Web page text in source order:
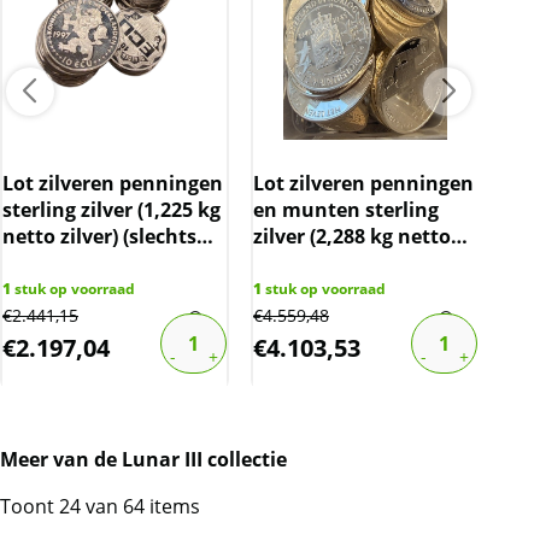
over de marge die wij behalen op dit product.
De btw mag hierdoor door ons niet op de
factuur vermeld worden. De prijs op de
Lot zilveren penningen
sterling zilver (1,225 kg
netto zilver) (slechts
1 stuk op voorraad
€2.441,15
€2.197,04
Lot zilveren penningen
en munten sterling
zilver (2,288 kg netto
1 stuk op voorraad
€4.559,48
€4.103,53
Meer van de Lunar III collectie
Toont 24 van 64 items